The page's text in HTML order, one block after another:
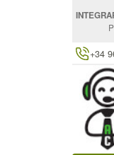
+34